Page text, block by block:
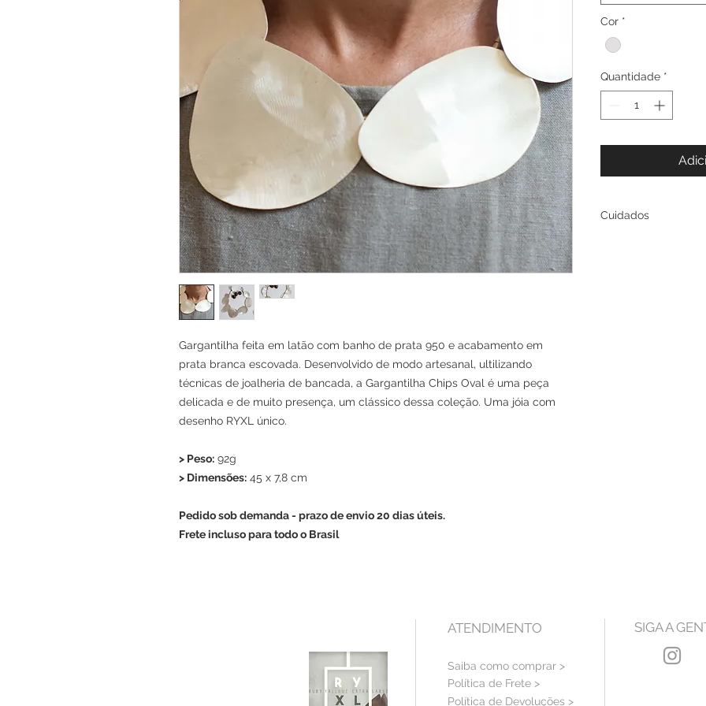
Gargantilha feita em latão com banho de prata 950 e acabamento em
prata branca escovada. Desenvolvido de modo artesanal, ultilizando
técnicas de joalheria de bancada, a Gargantilha Chips Oval é uma peça
delicada e de muito presença, um clássico dessa coleção. Uma jóia com
desenho RYXL único.
> Peso: 92g
> Dimensões: 45 x 7,8 cm
Pedido sob demanda - prazo de envio 20 dias úteis.
Frete incluso para todo o Brasil
Cor *
Quantidade *
Cuidados
ATENDIMENTO
Saiba como comprar >
Política de Frete >
Política de Devoluções >
SIGA A